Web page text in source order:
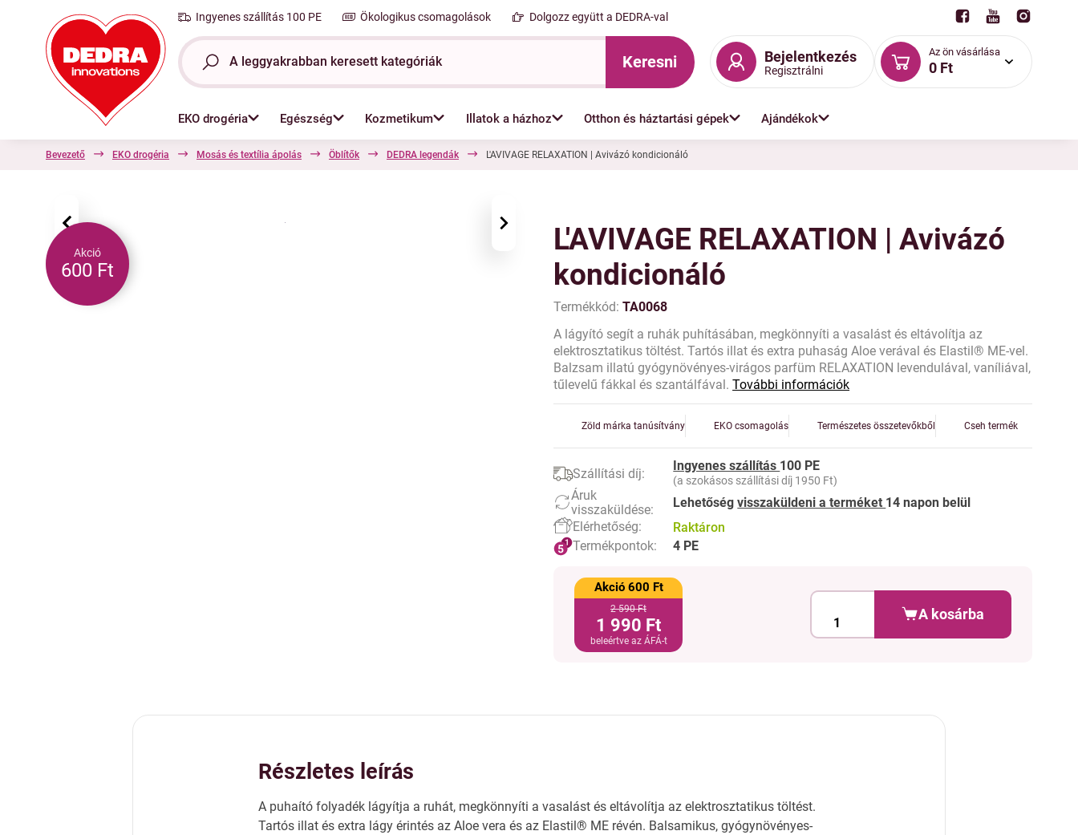
Ingyenes szállítás 100 PE Ökologikus csomagolások Dolgozz együtt a DEDRA-val
Keresni Bejelentkezés
Regisztrálni
Az ön vásárlása
0 Ft
EKO drogéria Egészség Kozmetikum Illatok a házhoz Otthon és háztartási gépek Ajándékok
Bevezető EKO drogéria Mosás és textília ápolás Öblítők DEDRA legendák L'AVIVAGE RELAXATION | Avivázó kondicionáló
Akció
600 Ft
‹ ›
L'AVIVAGE RELAXATION | Avivázó
kondicionáló
Termékkód: TA0068
A lágyító segít a ruhák puhításában, megkönnyíti a vasalást és eltávolítja az
elektrosztatikus töltést. Tartós illat és extra puhaság Aloe verával és Elastil® ME-vel.
Balzsam illatú gyógynövényes-virágos parfüm RELAXATION levendulával, vaníliával,
tűlevelű fákkal és szantálfával.További információk
Zöld márka tanúsítvány EKO csomagolás Természetes összetevőkből Cseh termék
Szállítási díj: Ingyenes szállítás 100 PE
(a szokásos szállítási díj 1950 Ft)
Áruk
visszaküldése:
Lehetőségvisszaküldeni a terméket 14 napon belül
Elérhetőség:
Raktáron
Termékpontok:
4 PE
Akció 600 Ft
2 590 Ft
1 990 Ft
beleértve az ÁFÁ-t
A kosárba
Részletes leírás
A puhaító folyadék lágyítja a ruhát, megkönnyíti a vasalást és eltávolítja az elektrosztatikus töltést.
Tartós illat és extra lágy érintés az Aloe vera és az Elastil® ME révén. Balsamikus, gyógynövényes-